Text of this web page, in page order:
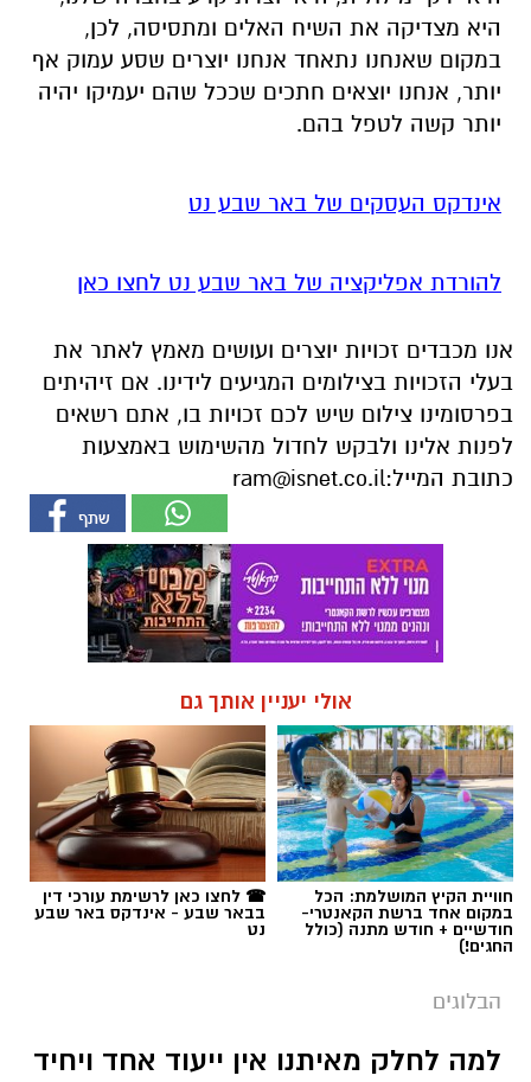
היא מצדיקה את השיח האלים ומתסיסה, לכן,
במקום שאנחנו נתאחד אנחנו יוצרים שסע עמוק אף
יותר, אנחנו יוצאים חתכים שככל שהם יעמיקו יהיה
יותר קשה לטפל בהם.
אינדקס העסקים של באר שבע נט
להורדת אפליקציה של באר שבע נט לחצו כאן
אנו מכבדים זכויות יוצרים ועושים מאמץ לאתר את
בעלי הזכויות בצילומים המגיעים לידינו. אם זיהיתים
בפרסומינו צילום שיש לכם זכויות בו, אתם רשאים
לפנות אלינו ולבקש לחדול מהשימוש באמצעות
כתובת המייל:ram@isnet.co.il
אולי יעניין אותך גם
חוויית הקיץ המושלמת: הכל
במקום אחד ברשת הקאנטרי-
חודשיים + חודש מתנה (כולל
החגים!)
☎ לחצו כאן לרשימת עורכי דין
בבאר שבע - אינדקס באר שבע
נט
הבלוגים
למה לחלק מאיתנו אין ייעוד אחד ויחיד